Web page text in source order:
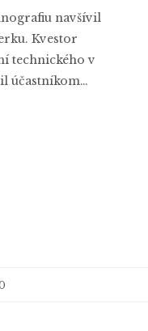
navšívil
Kvestor
technického v
účastníkom…